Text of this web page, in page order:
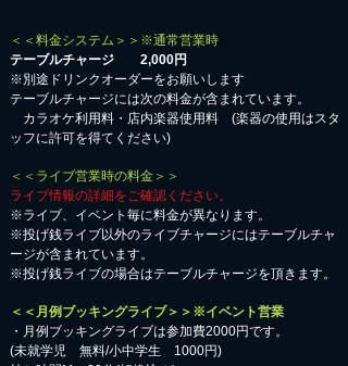
＜＜料金システム＞＞※通常営業時
テーブルチャージ 2,000円
※別途ドリンクオーダーをお願いします
テーブルチャージには次の料金が含まれています。
カラオケ利用料・店内楽器使用料 (楽器の使用はスタ
ッフに許可を得てください)
＜＜ライブ営業時の料金＞＞
ライブ情報の詳細をご確認ください。
※ライブ、イベント毎に料金が異なります。
※投げ銭ライブ以外のライブチャージにはテーブルチャ
ージが含まれています。
※投げ銭ライブの場合はテーブルチャージを頂きます。
＜＜月例ブッキングライブ＞＞※イベント営業
・月例ブッキングライブは参加費2000円です。
​(未就学児 無料/小中学生 1000円)